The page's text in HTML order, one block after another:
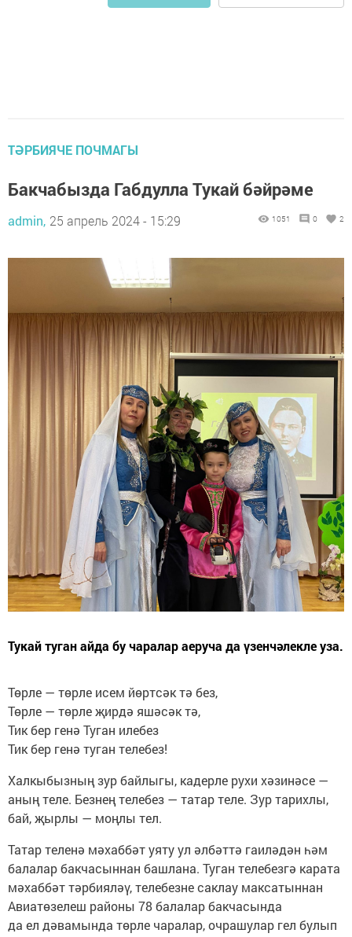
ТӘРБИЯЧЕ ПОЧМАГЫ
Бакчабызда Габдулла Тукай бәйрәме
admin, 25 апрель 2024 - 15:29 1051 0 2
Тукай туган айда бу чаралар аеруча да үзенчәлекле уза.
Төрле — төрле исем йөртсәк тә без,
Төрле — төрле җирдә яшәсәк тә,
Тик бер генә Туган илебез
Тик бер генә туган телебез!
Халкыбызның зур байлыгы, кадерле рухи хәзинәсе —
аның теле. Безнең телебез — татар теле. Зур тарихлы,
бай, җырлы — моңлы тел.
Татар теленә мәхаббәт уяту ул әлбәттә гаиләдән һәм
балалар бакчасыннан башлана. Туган телебезгә карата
мәхаббәт тәрбияләү, телебезне саклау максатыннан
Авиатөзелеш районы 78 балалар бакчасында
да ел дәвамында төрле чаралар, очрашулар гел булып